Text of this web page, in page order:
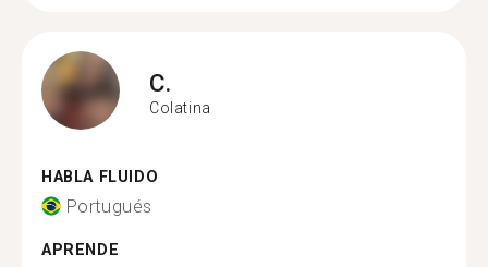
C.
Colatina
HABLA FLUIDO
Portugués
APRENDE